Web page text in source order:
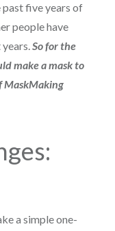
past five years of
people have
So for the
make a mask to
MaskMaking
a simple one-